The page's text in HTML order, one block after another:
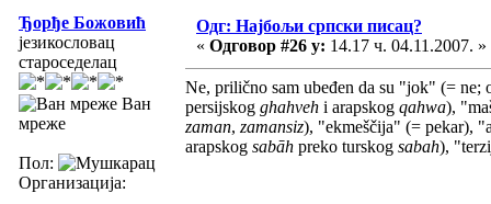
Ђорђе Божовић
језикословац
староседелац
Ван
мреже
Пол:
Организација:
Одг: Најбољи српски писац?
« Одговор #26 у: 14.17 ч. 04.11.2007. »
Ne, prilično sam ubeđen da su "jok" (= ne;
persijskog ghahveh i arapskog qahwa),
zaman, zamansiz), "ekmeščija" (= pekar),
arapskog sabāh preko turskog sabah),